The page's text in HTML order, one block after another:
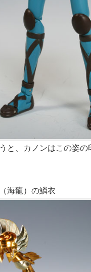
と、カノンはこの姿
海龍）の鱗衣